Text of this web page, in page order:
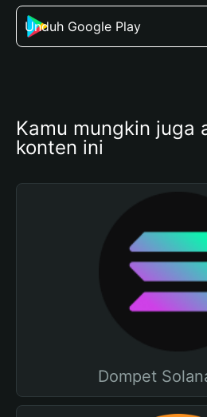
Unduh Google Play
Kamu mungkin juga
konten ini
Dompet